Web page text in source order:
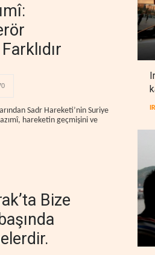
Sadr Hareketi’nin Suriye
hareketin geçmişini ve
Bize